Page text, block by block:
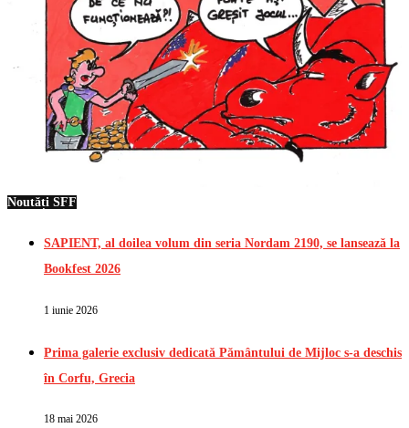
Noutăți SFF
SAPIENT, al doilea volum din seria Nordam 2190, se lansează la
Bookfest 2026
1 iunie 2026
Prima galerie exclusiv dedicată Pământului de Mijloc s-a deschis
în Corfu, Grecia
18 mai 2026